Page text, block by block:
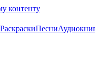
контенту
РаскраскиПесни